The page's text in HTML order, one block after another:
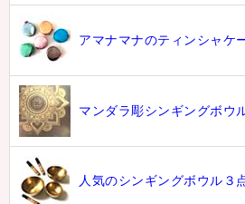
アマナマナのティンシャケ
マンダラ彫シンギングボウ
人気のシンギングボウル３